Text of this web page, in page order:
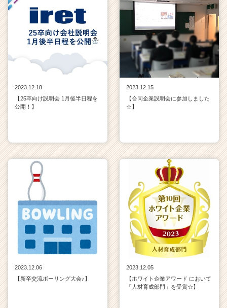
2023.12.18
【25卒向け説明会 1月後半日程を
公開！】
2023.12.15
【合同企業説明会に参加しました
☆】
2023.12.06
【新卒交流ボーリング大会♪】
2023.12.05
【ホワイト企業アワード において
「人材育成部門」を受賞☆】